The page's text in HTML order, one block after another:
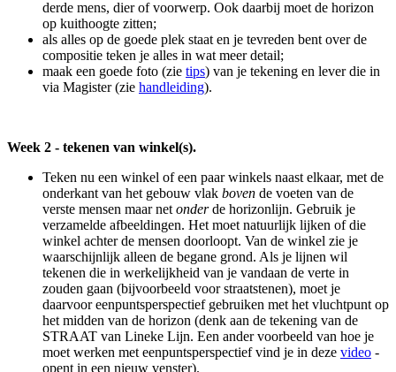
derde mens, dier of voorwerp. Ook daarbij moet de horizon
op kuithoogte zitten;
als alles op de goede plek staat en je tevreden bent over de
compositie teken je alles in wat meer detail;
maak een goede foto (zie tips) van je tekening en lever die in
via Magister (zie handleiding).
Week 2 - tekenen van winkel(s).
Teken nu een winkel of een paar winkels naast elkaar, met de
onderkant van het gebouw vlak boven de voeten van de
verste mensen maar net onderde horizonlijn. Gebruik je
verzamelde afbeeldingen. Het moet natuurlijk lijken of die
winkel achter de mensen doorloopt. Van de winkel zie je
waarschijnlijk alleen de begane grond. Als je lijnen wil
tekenen die in werkelijkheid van je vandaan de verte in
zouden gaan (bijvoorbeeld voor straatstenen), moet je
daarvoor eenpuntsperspectief gebruiken met het vluchtpunt op
het midden van de horizon (denk aan de tekening van de
STRAAT van Lineke Lijn. Een ander voorbeeld van hoe je
moet werken met eenpuntsperspectief vind je in deze video -
opent in een nieuw venster).